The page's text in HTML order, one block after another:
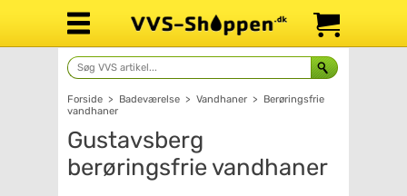
Forside > Badeværelse > Vandhaner >
Berøringsfrie
vandhaner
Gustavsberg
berøringsfrie vandhaner